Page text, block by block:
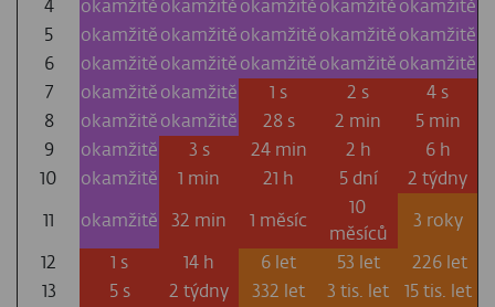
4
okamžitě okamžitě okamžitě okamžitě okamžitě
5
okamžitě okamžitě okamžitě okamžitě okamžitě
6
okamžitě okamžitě okamžitě okamžitě okamžitě
7
okamžitě okamžitě 1 s 2 s
4 s
8
okamžitě okamžitě 28 s 2 min
5 min
9
okamžitě 3 s 24 min 2 h
6 h
10
okamžitě 1 min 21 h 5 dní
2 týdny
11
okamžitě 32 min 1 měsíc
10
měsíců
3 roky
12
1 s 14 h 6 let 53 let
226 let
13
5 s 2 týdny 332 let 3 tis. let
15 tis. let